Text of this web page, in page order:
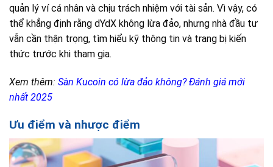
quản lý ví cá nhân và chịu trách nhiệm với tài sản. Vì vậy, có
thể khẳng định rằng dYdX không lừa đảo, nhưng nhà đầu tư
vẫn cần thận trọng, tìm hiểu kỹ thông tin và trang bị kiến
thức trước khi tham gia.
Xem thêm: Sàn Kucoin có lừa đảo không? Đánh giá mới
nhất 2025
Ưu điểm và nhược điểm